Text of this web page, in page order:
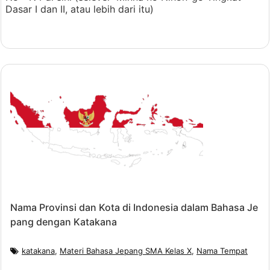
Dasar I dan II, atau lebih dari itu)
Nama Provinsi dan Kota di Indonesia dalam Bahasa Je
pang dengan Katakana
katakana, Materi Bahasa Jepang SMA Kelas X, Nama Tempat